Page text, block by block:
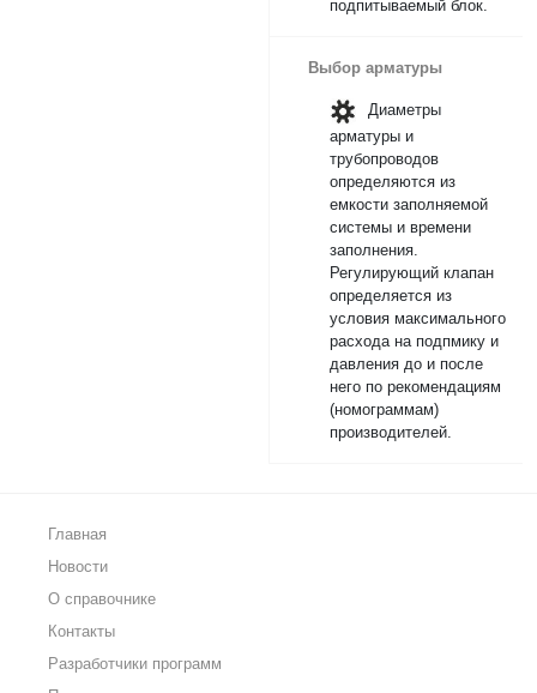
подпитываемый блок.
Выбор арматуры
Диаметры
арматуры и
трубопроводов
определяются из
емкости заполняемой
системы и времени
заполнения.
Регулирующий клапан
определяется из
условия максимального
расхода на подпмику и
давления до и после
него по рекомендациям
(номограммам)
производителей.
Главная
Новости
О справочнике
Контакты
Разработчики программ